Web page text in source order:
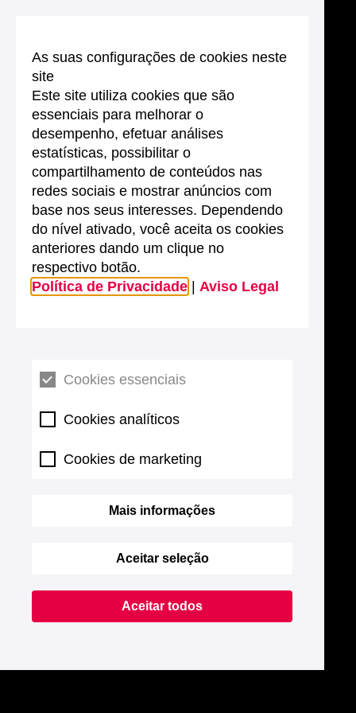
As suas configurações de cookies neste
site
Este site utiliza cookies que são
essenciais para melhorar o
desempenho, efetuar análises
estatísticas, possibilitar o
compartilhamento de conteúdos nas
redes sociais e mostrar anúncios com
base nos seus interesses. Dependendo
do nível ativado, você aceita os cookies
anteriores dando um clique no
respectivo botão.
Política de Privacidade
Aviso Legal
Cookies essenciais
Cookies analíticos
Cookies de marketing
Mais informações
Aceitar seleção
Aceitar todos